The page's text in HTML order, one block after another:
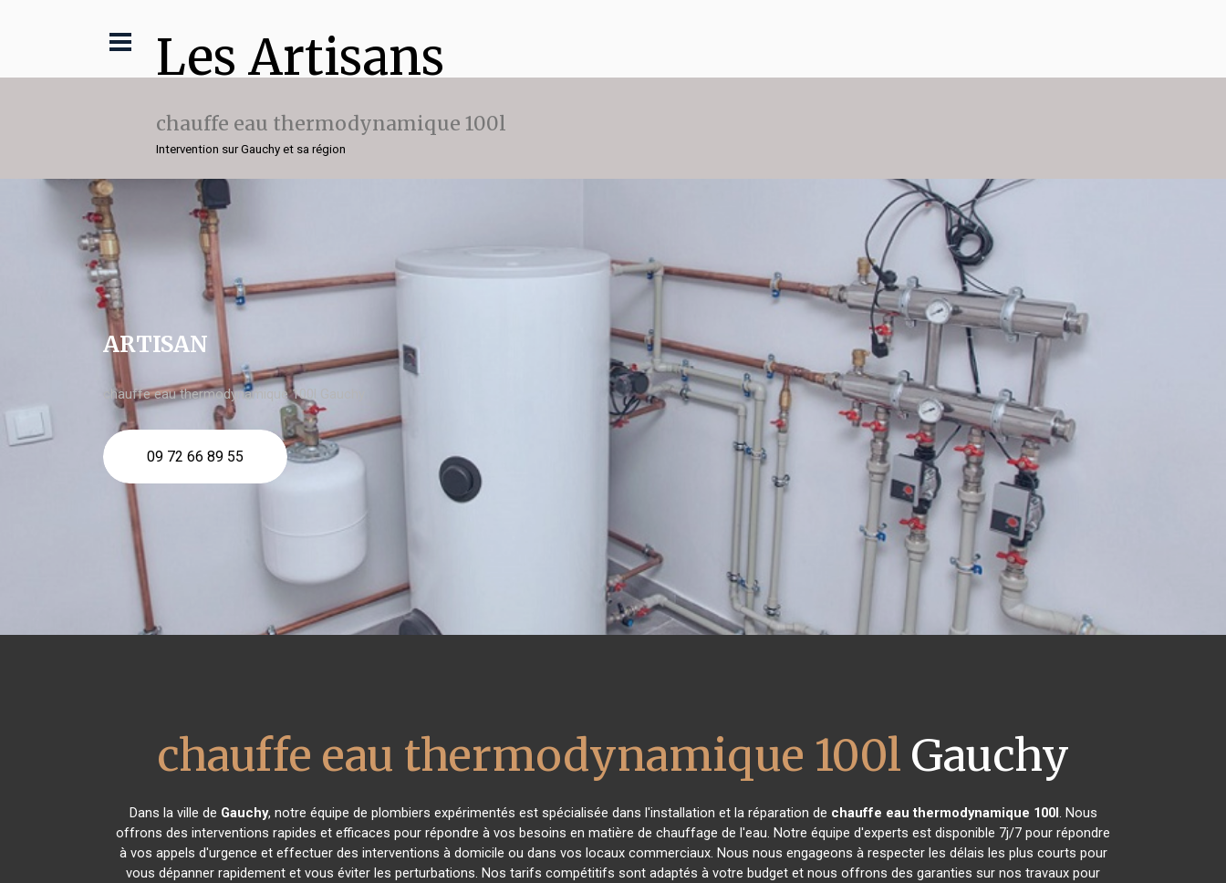
Les Artisans
chauffe eau thermodynamique 100l
Intervention sur Gauchy et sa région
ARTISAN
chauffe eau thermodynamique 100l Gauchy
09 72 66 89 55
chauffe eau thermodynamique 100l Gauchy
Dans la ville de Gauchy, notre équipe de plombiers expérimentés est spécialisée dans l'installation et la réparation de chauffe eau thermodynamique 100l. Nous
offrons des interventions rapides et efficaces pour répondre à vos besoins en matière de chauffage de l'eau. Notre équipe d'experts est disponible 7j/7 pour répondre
à vos appels d'urgence et effectuer des interventions à domicile ou dans vos locaux commerciaux. Nous nous engageons à respecter les délais les plus courts pour
vous dépanner rapidement et vous éviter les perturbations. Nos tarifs compétitifs sont adaptés à votre budget et nous offrons des garanties sur nos travaux pour